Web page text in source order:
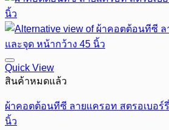
Quick View
สินค้าหมดแล้ว
ผ้าคอตต้อนทีซี ลายแครอท สตรอเบอร์
นิ้ว